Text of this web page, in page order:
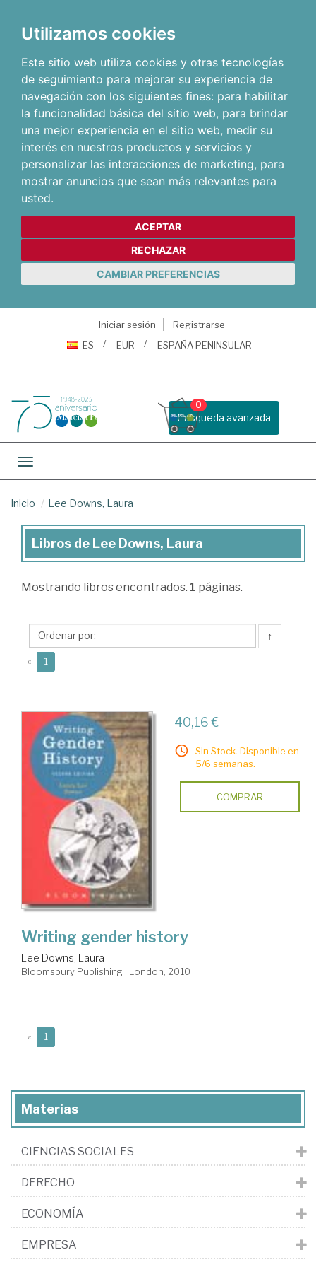
Utilizamos cookies
Este sitio web utiliza cookies y otras tecnologías
de seguimiento para mejorar su experiencia de
navegación con los siguientes fines: para habilitar
la funcionalidad básica del sitio web, para brindar
una mejor experiencia en el sitio web, medir su
interés en nuestros productos y servicios y
personalizar las interacciones de marketing, para
mostrar anuncios que sean más relevantes para
usted.
ACEPTAR
RECHAZAR
CAMBIAR PREFERENCIAS
Iniciar sesión
Registrarse
ES
EUR ESPAÑA PENINSULAR
Busqueda avanzada
0
Toggle navigation
Inicio Lee Downs, Laura
Libros
Lee
Laura
Libros de Lee Downs, Laura
Mostrando libros encontrados. 1 páginas.
↑
« 1
40,16 €
Sin Stock. Disponible en
5/6 semanas.
COMPRAR
Writing gender history
Lee Downs, Laura
Bloomsbury Publishing . London, 2010
« 1
Materias
CIENCIAS SOCIALES
DERECHO
ECONOMÍA
EMPRESA